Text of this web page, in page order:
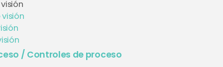
/ Controles de proceso